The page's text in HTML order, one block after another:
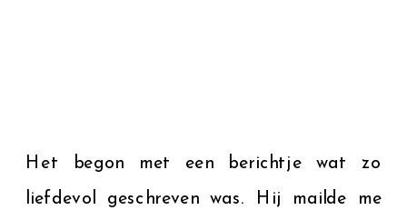
Het begon met een berichtje wat zo
liefdevol geschreven was. Hij mailde me